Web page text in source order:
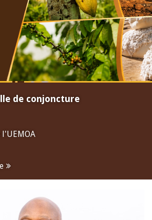
de conjoncture
l'UEMOA